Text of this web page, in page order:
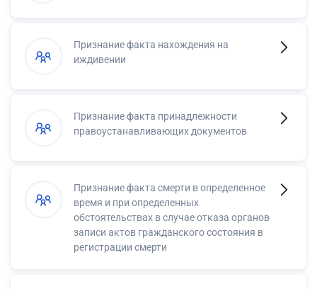
Признание факта нахождения на
иждивении
Признание факта принадлежности
правоустанавливающих документов
Признание факта смерти в определенное
время и при определенных
обстоятельствах в случае отказа органов
записи актов гражданского состояния в
регистрации смерти